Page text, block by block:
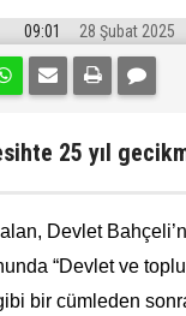
09:01 28 Şubat 2025
25 yıl
Devlet
“Devlet ve
bir cümleden